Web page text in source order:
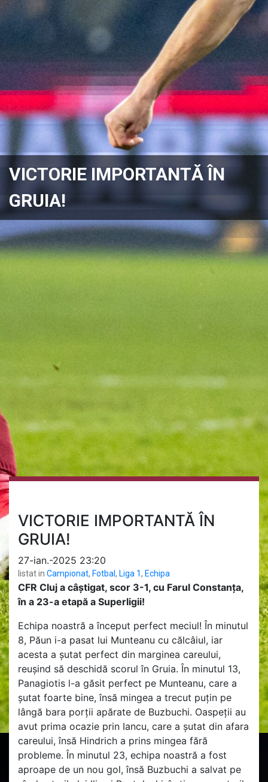
VICTORIE IMPORTANTĂ ÎN
GRUIA!
VICTORIE IMPORTANTĂ ÎN
GRUIA!
27-ian.-2025 23:20
listat in Campionat, Fotbal , Liga 1, Echipa
CFR Cluj a câștigat, scor 3-1, cu Farul Constanța,
în a 23-a etapă a Superligii!
Echipa noastră a început perfect meciul! În minutul
8, Păun i-a pasat lui Munteanu cu călcâiul, iar
acesta a șutat perfect din marginea careului,
reușind să deschidă scorul în Gruia. În minutul 13,
Panagiotis l-a găsit perfect pe Munteanu, care a
șutat foarte bine, însă mingea a trecut puțin pe
lângă bara porții apărate de Buzbuchi. Oaspeții au
avut prima ocazie prin Iancu, care a șutat din afara
careului, însă Hindrich a prins mingea fără
probleme. În minutul 23, echipa noastră a fost
aproape de un nou gol, însă Buzbuchi a salvat pe